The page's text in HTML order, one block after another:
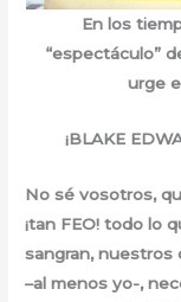
En los
“espectáculo”
urge
¡BLAKE
No sé vosotros,
¡tan FEO! todo lo
sangran, nuestros
–al menos yo-,